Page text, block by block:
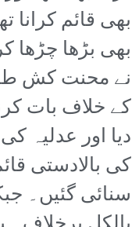
بھی قائم کرانا
بھی بڑھا چڑھا
نے محنت کش
کے خلاف بات
دیا اور عدلیہ
کی بالادستی
سنائی گئیں۔